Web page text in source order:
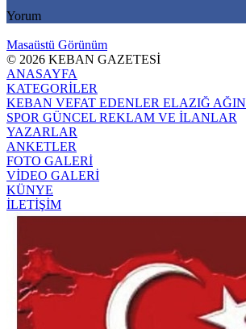
Yorum
Masaüstü Görünüm
© 2026 KEBAN GAZETESİ
ANASAYFA
KATEGORİLER
KEBAN VEFAT EDENLER ELAZIĞ AĞIN
SPOR GÜNCEL REKLAM VE İLANLAR
YAZARLAR
ANKETLER
FOTO GALERİ
VİDEO GALERİ
KÜNYE
İLETİŞİM